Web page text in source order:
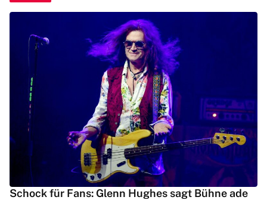
Schock für Fans: Glenn Hughes sagt Bühne ade